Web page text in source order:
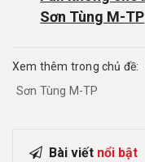
Sơn Tùng M-TP
Xem thêm trong chủ đề:
Sơn Tùng M-TP
Bài viết nổi bật